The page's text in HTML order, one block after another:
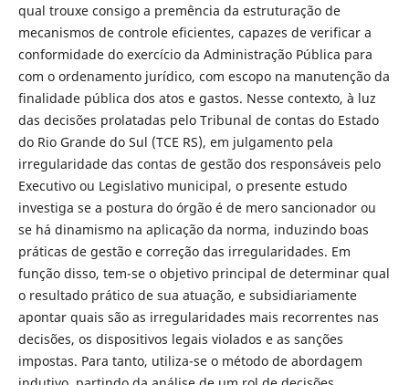
qual trouxe consigo a premência da estruturação de
mecanismos de controle eficientes, capazes de verificar a
conformidade do exercício da Administração Pública para
com o ordenamento jurídico, com escopo na manutenção da
finalidade pública dos atos e gastos. Nesse contexto, à luz
das decisões prolatadas pelo Tribunal de contas do Estado
do Rio Grande do Sul (TCE RS), em julgamento pela
irregularidade das contas de gestão dos responsáveis pelo
Executivo ou Legislativo municipal, o presente estudo
investiga se a postura do órgão é de mero sancionador ou
se há dinamismo na aplicação da norma, induzindo boas
práticas de gestão e correção das irregularidades. Em
função disso, tem-se o objetivo principal de determinar qual
o resultado prático de sua atuação, e subsidiariamente
apontar quais são as irregularidades mais recorrentes nas
decisões, os dispositivos legais violados e as sanções
impostas. Para tanto, utiliza-se o método de abordagem